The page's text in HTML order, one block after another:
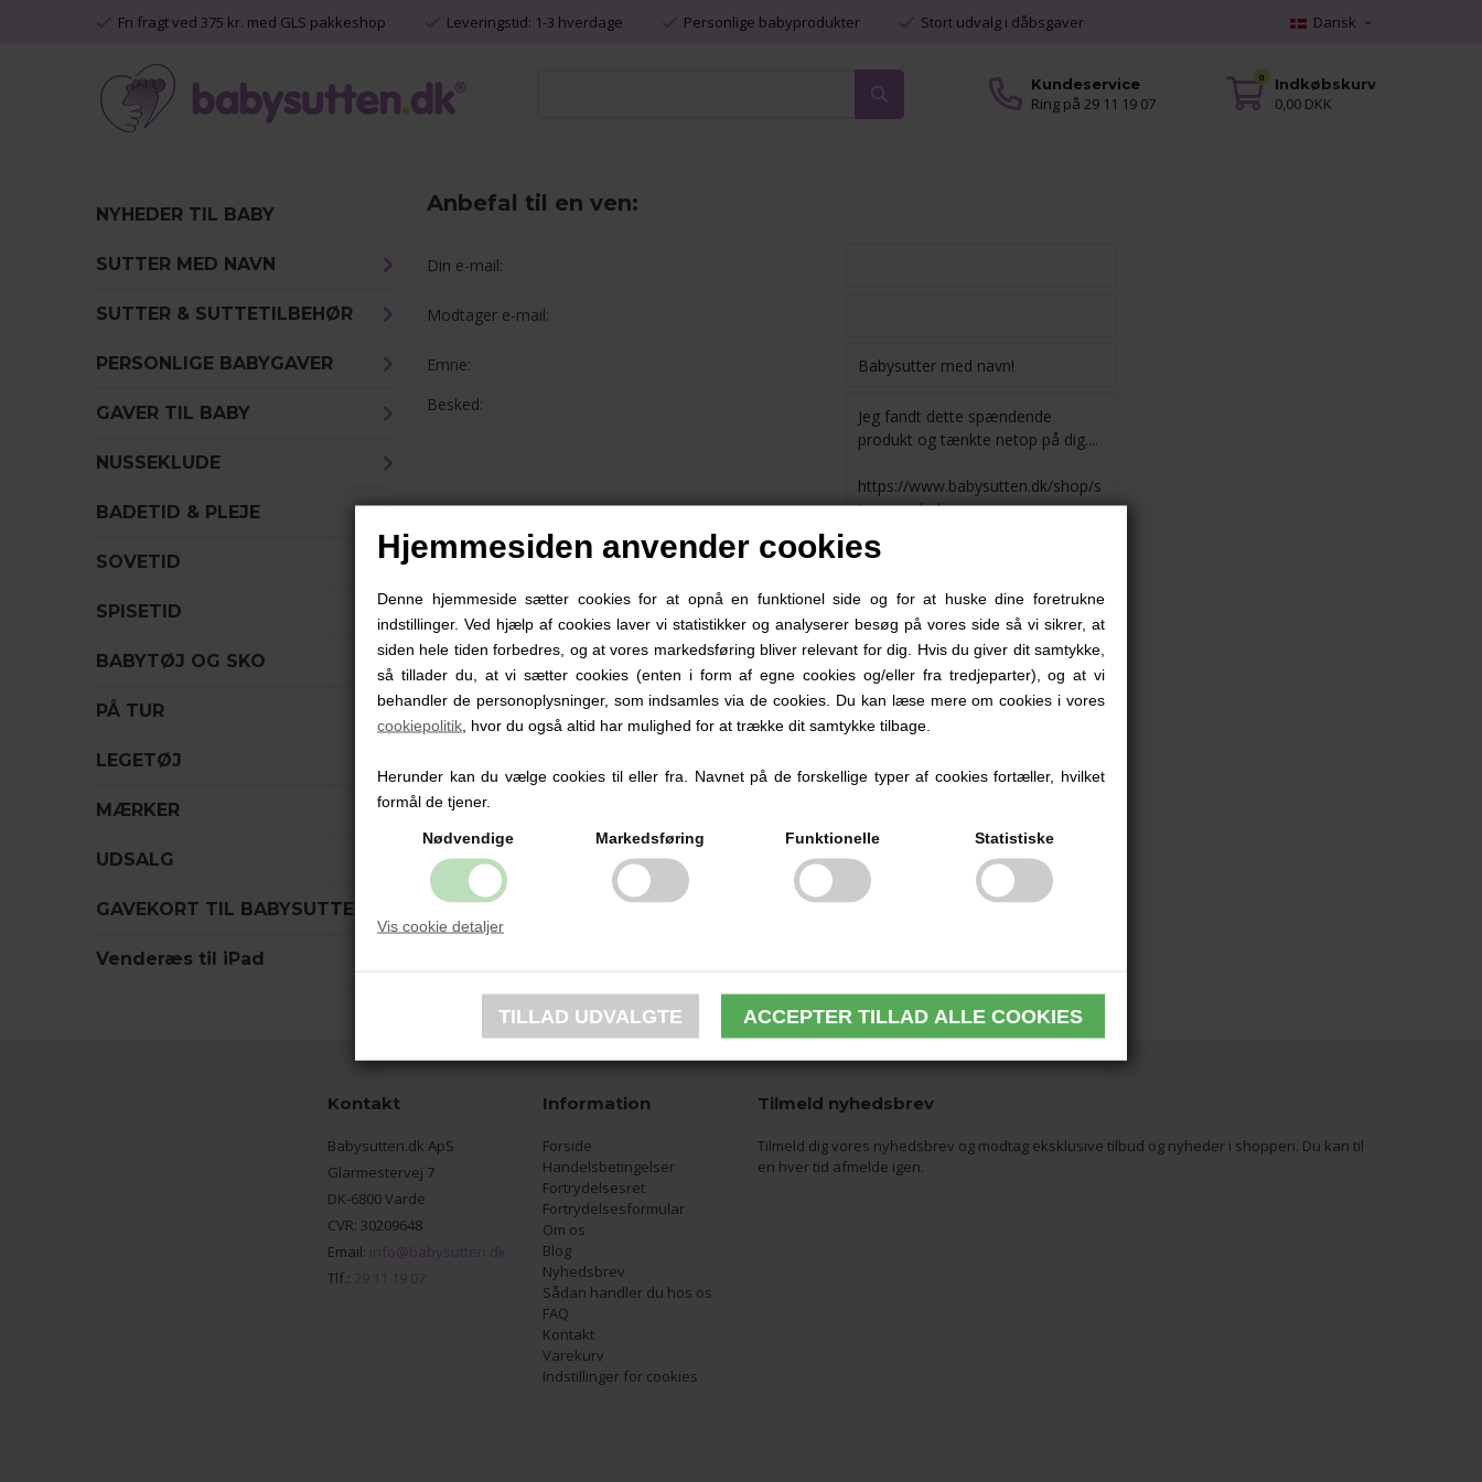
Hjemmesiden anvender cookies
Denne hjemmeside sætter cookies for at opnå en funktionel side og for at huske dine foretrukne
indstillinger. Ved hjælp af cookies laver vi statistikker og analyserer besøg på vores side så vi sikrer, at
siden hele tiden forbedres, og at vores markedsføring bliver relevant for dig. Hvis du giver dit samtykke,
så tillader du, at vi sætter cookies (enten i form af egne cookies og/eller fra tredjeparter), og at vi
behandler de personoplysninger, som indsamles via de cookies. Du kan læse mere om cookies i vores
cookiepolitik , hvor du også altid har mulighed for at trække dit samtykke tilbage.
Herunder kan du vælge cookies til eller fra. Navnet på de forskellige typer af cookies fortæller, hvilket
formål de tjener.
Nødvendige Markedsføring Funktionelle Statistiske
Vis cookie detaljer
Fri fragt ved 375 kr. med GLS pakkeshop Leveringstid: 1-3 hverdage Personlige babyprodukter Stort udvalg i dåbsgaver Dansk
Kundeservice
Ring på 29 11 19 07
Indkøbskurv
0,00 DKK
0
NYHEDER TIL BABY
SUTTER MED NAVN
SUTTER & SUTTETILBEHØR
PERSONLIGE BABYGAVER
GAVER TIL BABY
NUSSEKLUDE
BADETID & PLEJE
SOVETID
SPISETID
BABYTØJ OG SKO
PÅ TUR
LEGETØJ
MÆRKER
UDSALG
GAVEKORT TIL BABYSUTTEN
Venderæs til iPad
Anbefal til en ven:
Din e-mail:
Modtager e-mail:
Emne:
Besked:
Kontakt
Babysutten.dk ApS
Glarmestervej 7
DK-6800 Varde
CVR: 30209648
Email: info@babysutten.dk
Tlf.: 29 11 19 07
Information
Forside
Handelsbetingelser
Fortrydelsesret
Fortrydelsesformular
Om os
Blog
Nyhedsbrev
Sådan handler du hos os
FAQ
Kontakt
Varekurv
Indstillinger for cookies
Tilmeld nyhedsbrev
Tilmeld dig vores nyhedsbrev og modtag eksklusive tilbud og nyheder i shoppen. Du kan til
en hver tid afmelde igen.